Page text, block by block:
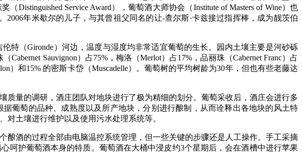
Distinguished Service Award），葡萄酒大师协会（Institute of Masters of Wine）也
2006年米歇尔的儿子，与其曾祖父同名的让-查尔斯·卡兹接过指挥棒，成为靓茨伯
特（Gironde）河边，温度与湿度均非常适宜葡萄的生长。园内土壤主要是河砂砾
Sauvignon）占75%，梅洛（Merlot）占17%，品丽珠（Cabernet Franc）占
）和15% 的密斯卡岱（Muscadelle）。葡萄树的平均树龄为30年，但也有些老藤达
质量的调研，酒庄团队对地块进行了极为精细的划分。葡萄采收后，酒庄会进行多
葡萄的品种、成熟度以及所产地块，分别进行酿制，从而诠释出各地块的风土特
土壤进行维护以及使用污水处理系统等。
酒的过程全部由电脑温控系统管理，但一些关键的步骤还是人工操作。手工采摘
呵护葡萄酒本身的特质。葡萄酒在大桶中浸皮约3个星期后，会在酒槽中进行苹果